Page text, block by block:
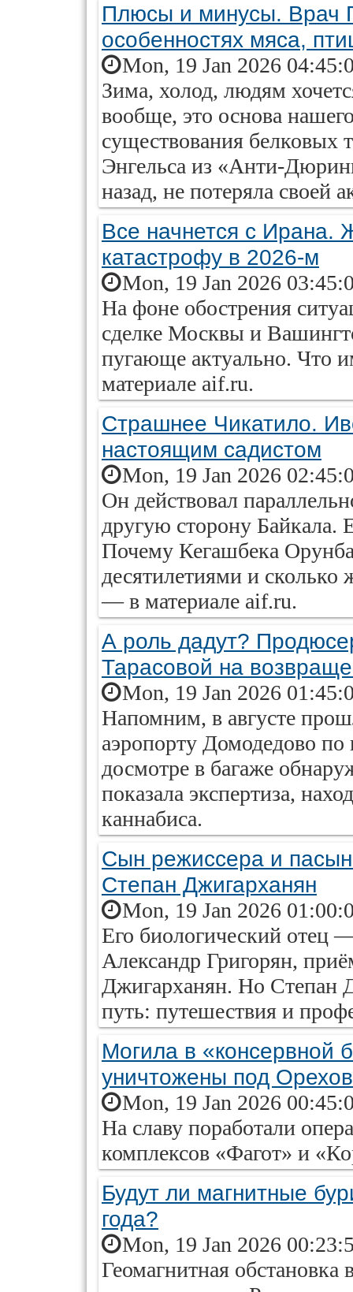
Плюсы и минусы. Врач
особенностях мяса,
Mon, 19 Jan 2026
Зима, холод, людям
вообще, это основа
существования белковых
Энгельса из «Анти-
назад, не потеряла своей
Все начнется с Ирана.
катастрофу в 2026-м
Mon, 19 Jan 2026
На фоне обострения
сделке Москвы и
пугающе актуально. Что
материале aif.ru.
Страшнее Чикатило.
настоящим садистом
Mon, 19 Jan 2026
Он действовал
другую сторону Байкала.
Почему Кегашбека
десятилетиями и
— в материале aif.ru.
А роль дадут?
Тарасовой на
Mon, 19 Jan 2026
Напомним, в августе
аэропорту Домодедово
досмотре в багаже
показала экспертиза,
каннабиса.
Сын режиссера и
Степан Джигарханян
Mon, 19 Jan 2026
Его биологический отец
Александр Григорян,
Джигарханян. Но Степан
путь: путешествия и
Могила в
уничтожены под
Mon, 19 Jan 2026
На славу поработали
комплексов «Фагот» и
Будут ли магнитные
года?
Mon, 19 Jan 2026
Геомагнитная